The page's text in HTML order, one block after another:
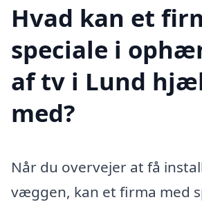
Hvad kan et
speciale i
af tv i Lund
med?
Når du overvejer at få
væggen, kan et firma med